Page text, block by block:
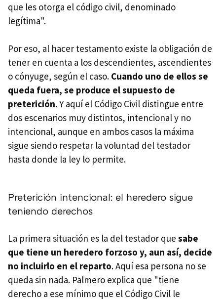
que les otorga el código civil, denominado
legítima".
Por eso, al hacer testamento existe la obligación de
tener en cuenta a los descendientes, ascendientes
o cónyuge, según el caso. Cuando uno de ellos se
queda fuera, se produce el supuesto de
preterición. Y aquí el Código Civil distingue entre
dos escenarios muy distintos, intencional y no
intencional, aunque en ambos casos la máxima
sigue siendo respetar la voluntad del testador
hasta donde la ley lo permite.
Preterición intencional: el heredero sigue
teniendo derechos
La primera situación es la del testador que sabe
que tiene un heredero forzoso y, aun así, decide
no incluirlo en el reparto. Aquí esa persona no se
queda sin nada. Palmero explica que "tiene
derecho a ese mínimo que el Código Civil le